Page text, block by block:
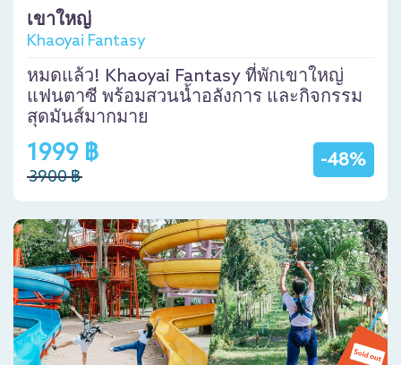
เขาใหญ่
Khaoyai Fantasy
หมดแล้ว! Khaoyai Fantasy ที่พักเขาใหญ่
แฟนตาซี พร้อมสวนน้ำอลังการ และกิจกรรม
สุดมันส์มากมาย
-48%
1999 ฿
3900 ฿